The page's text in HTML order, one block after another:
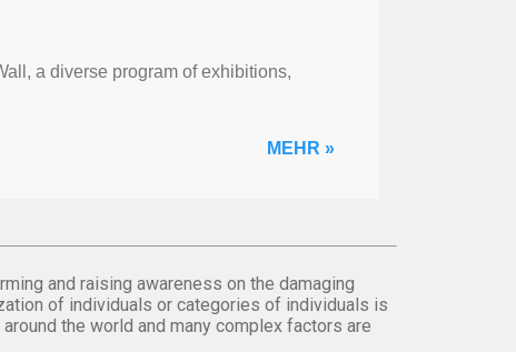
a diverse program of exhibitions,
MEHR »
and raising awareness on the damaging
of individuals or categories of individuals is
the world and many complex factors are